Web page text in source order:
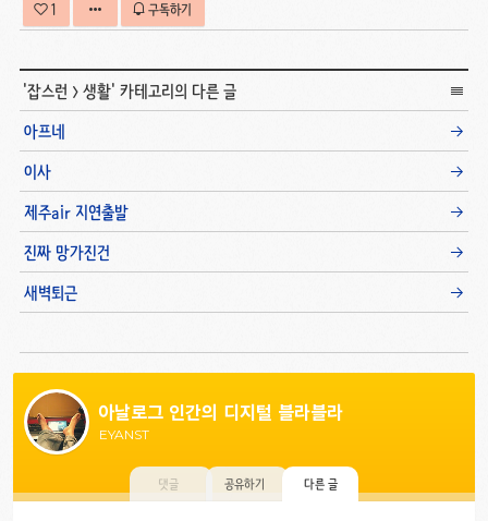
1 구독하기
'잡스런 >생활' 카테고리의 다른 글
아프네
이사
제주air 지연출발
진짜 망가진건
새벽퇴근
아날로그 인간의 디지털 블라블라
EYANST
댓글 공유하기 다른 글